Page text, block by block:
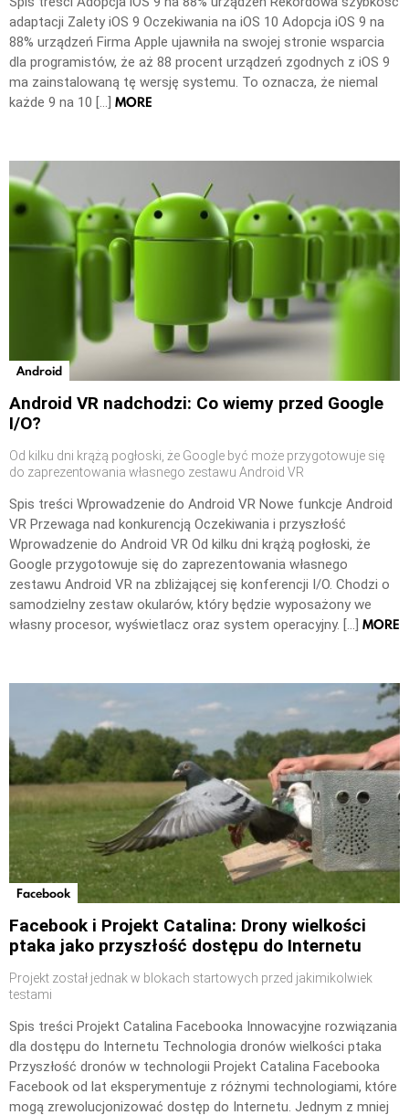
adaptacji Zalety iOS 9 Oczekiwania na iOS 10 Adopcja iOS 9 na
88% urządzeń Firma Apple ujawniła na swojej stronie wsparcia
dla programistów, że aż 88 procent urządzeń zgodnych z iOS 9
ma zainstalowaną tę wersję systemu. To oznacza, że niemal
każde 9 na 10 […] MORE
Android
Android VR nadchodzi: Co wiemy przed Google
I/O?
Od kilku dni krążą pogłoski, że Google być może przygotowuje się
do zaprezentowania własnego zestawu Android VR
Spis treści Wprowadzenie do Android VR Nowe funkcje Android
VR Przewaga nad konkurencją Oczekiwania i przyszłość
Wprowadzenie do Android VR Od kilku dni krążą pogłoski, że
Google przygotowuje się do zaprezentowania własnego
zestawu Android VR na zbliżającej się konferencji I/O. Chodzi o
samodzielny zestaw okularów, który będzie wyposażony we
własny procesor, wyświetlacz oraz system operacyjny. […] MORE
Facebook
Facebook i Projekt Catalina: Drony wielkości
ptaka jako przyszłość dostępu do Internetu
Projekt został jednak w blokach startowych przed jakimikolwiek
testami
Spis treści Projekt Catalina Facebooka Innowacyjne rozwiązania
dla dostępu do Internetu Technologia dronów wielkości ptaka
Przyszłość dronów w technologii Projekt Catalina Facebooka
Facebook od lat eksperymentuje z różnymi technologiami, które
mogą zrewolucjonizować dostęp do Internetu. Jednym z mniej